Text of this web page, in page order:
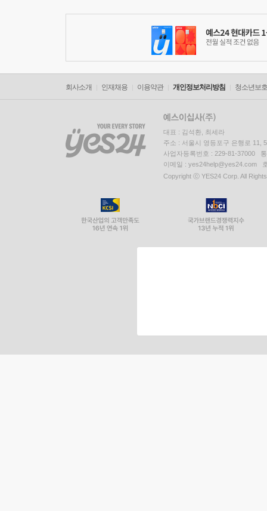
회사소개 인재채용 이용약관 개인정보처리방침 청소년보
대표 : 김석환, 최세라
주소 : 서울시 영등포구 은행로 11,
사업자등록번호 : 229-81-37000
이메일 : yes24help@yes24.com
Copyright ⓒ YES24 Corp. All